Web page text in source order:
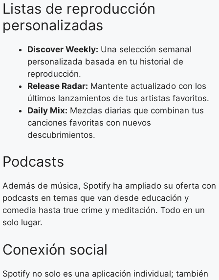
Listas de reproducción
personalizadas
Discover Weekly: Una selección semanal
personalizada basada en tu historial de
reproducción.
Release Radar: Mantente actualizado con los
últimos lanzamientos de tus artistas favoritos.
Daily Mix: Mezclas diarias que combinan tus
canciones favoritas con nuevos
descubrimientos.
Podcasts
Además de música, Spotify ha ampliado su oferta con
podcasts en temas que van desde educación y
comedia hasta true crime y meditación. Todo en un
solo lugar.
Conexión social
Spotify no solo es una aplicación individual; también